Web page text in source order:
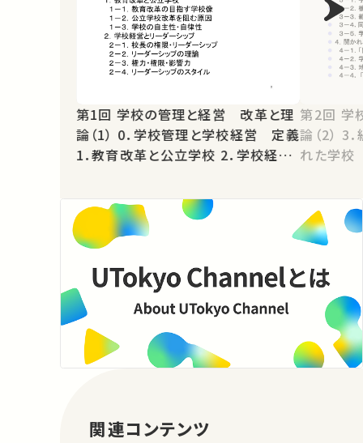
第1回 学校の管理と経営 改革と理
論（1） 0．学校管理と学校経営 定義
1．教育改革と公立学校 2．学校経営
第2回 学校の管理と経営 改革と理
論（2） 3．組織としての学校 4．開か
れた学校
関連コンテンツ